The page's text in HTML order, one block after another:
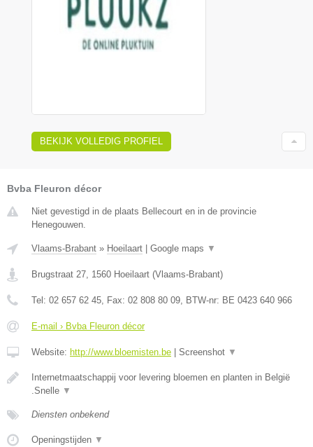
BEKIJK VOLLEDIG PROFIEL
Bvba Fleuron décor
Niet gevestigd in de plaats Bellecourt en in de provincie
Henegouwen.
Vlaams-Brabant » Hoeilaart Google maps ▼
Brugstraat 27, 1560 Hoeilaart (Vlaams-Brabant)
Tel: 02 657 62 45, Fax: 02 808 80 09, BTW-nr: BE 0423 640 966
E-mail › Bvba Fleuron décor
Website: http://www.bloemisten.be Screenshot ▼
Internetmaatschappij voor levering bloemen en planten in België
.Snelle ▼
Diensten onbekend
Openingstijden ▼